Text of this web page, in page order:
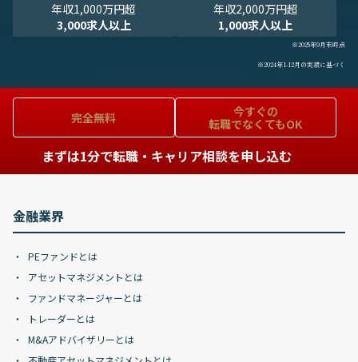
年収1,000万円超
3,000求人以上
年収2,000万円超
1,000求人以上
※2025年9月末時点
※2024年1-12月の実績に基づく
完全無料
今すぐの
転職でなくてもOK
まずは1分で転職・キャリア相談を申し込む
金融業界
PEファンドとは
アセットマネジメントとは
ファンドマネージャーとは
トレーダーとは
M&Aアドバイザリーとは